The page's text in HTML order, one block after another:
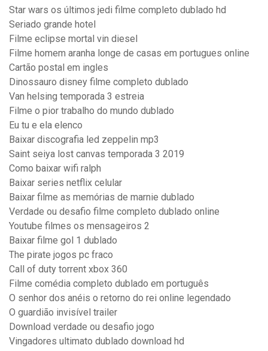
Star wars os últimos jedi filme completo dublado hd
Seriado grande hotel
Filme eclipse mortal vin diesel
Filme homem aranha longe de casas em portugues online
Cartão postal em ingles
Dinossauro disney filme completo dublado
Van helsing temporada 3 estreia
Filme o pior trabalho do mundo dublado
Eu tu e ela elenco
Baixar discografia led zeppelin mp3
Saint seiya lost canvas temporada 3 2019
Como baixar wifi ralph
Baixar series netflix celular
Baixar filme as memórias de marnie dublado
Verdade ou desafio filme completo dublado online
Youtube filmes os mensageiros 2
Baixar filme gol 1 dublado
The pirate jogos pc fraco
Call of duty torrent xbox 360
Filme comédia completo dublado em português
O senhor dos anéis o retorno do rei online legendado
O guardião invisível trailer
Download verdade ou desafio jogo
Vingadores ultimato dublado download hd